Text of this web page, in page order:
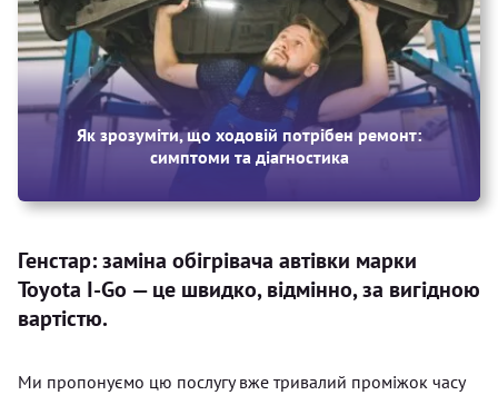
Як зрозуміти, що ходовій потрібен ремонт:
симптоми та діагностика
Генстар: заміна обігрівача автівки марки
Toyota I-Go — це швидко, відмінно, за вигідною
вартістю.
Ми пропонуємо цю послугу вже тривалий проміжок часу